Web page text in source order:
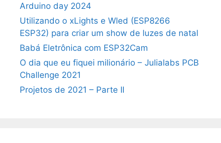
Arduino day 2024
Utilizando o xLights e Wled (ESP8266
ESP32) para criar um show de luzes de natal
Babá Eletrônica com ESP32Cam
O dia que eu fiquei milionário – Julialabs PCB
Challenge 2021
Projetos de 2021 – Parte II